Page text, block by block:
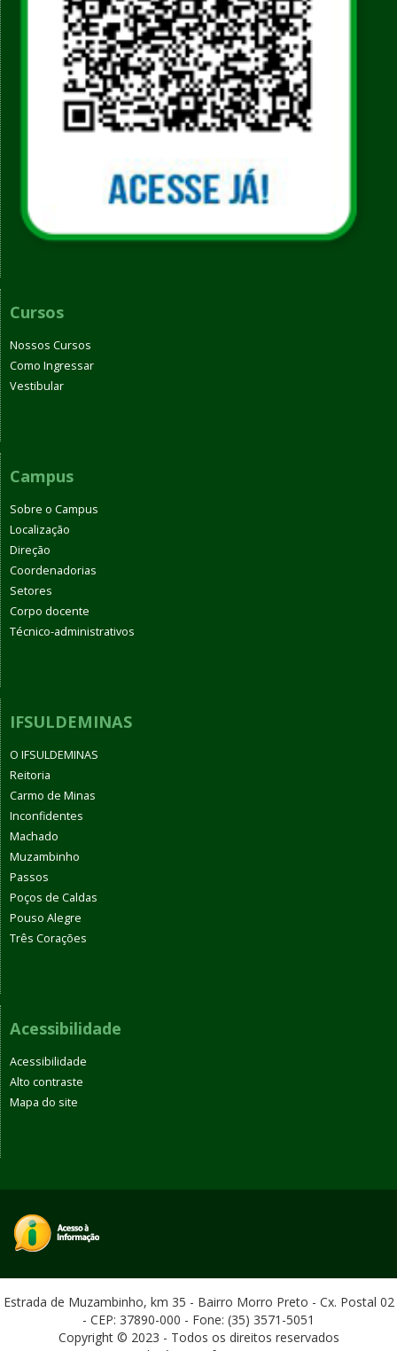
Cursos
Nossos Cursos
Como Ingressar
Vestibular
Campus
Sobre o Campus
Localização
Direção
Coordenadorias
Setores
Corpo docente
Técnico-administrativos
IFSULDEMINAS
O IFSULDEMINAS
Reitoria
Carmo de Minas
Inconfidentes
Machado
Muzambinho
Passos
Poços de Caldas
Pouso Alegre
Três Corações
Acessibilidade
Acessibilidade
Alto contraste
Mapa do site
Estrada de Muzambinho, km 35 - Bairro Morro Preto - Cx. Postal 02
- CEP: 37890-000 - Fone: (35) 3571-5051
Copyright © 2023 - Todos os direitos reservados